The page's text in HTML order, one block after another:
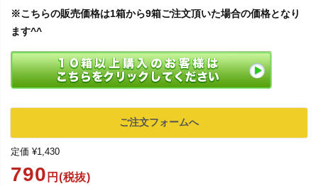
※こちらの販売価格は1箱から9箱ご注文頂いた場合の価格となり
ます^^
ご注文フォームへ
定価 ¥1,430
790 円(税抜)